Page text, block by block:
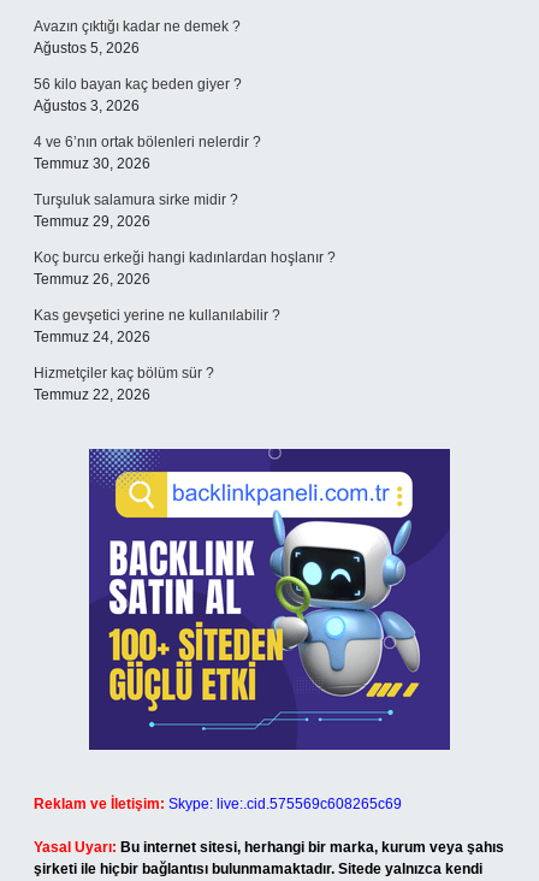
Avazın çıktığı kadar ne demek ?
Ağustos 5, 2026
56 kilo bayan kaç beden giyer ?
Ağustos 3, 2026
4 ve 6’nın ortak bölenleri nelerdir ?
Temmuz 30, 2026
Turşuluk salamura sirke midir ?
Temmuz 29, 2026
Koç burcu erkeği hangi kadınlardan hoşlanır ?
Temmuz 26, 2026
Kas gevşetici yerine ne kullanılabilir ?
Temmuz 24, 2026
Hizmetçiler kaç bölüm sür ?
Temmuz 22, 2026
Reklam ve İletişim: Skype: live:.cid.575569c608265c69
Yasal Uyarı: Bu internet sitesi, herhangi bir marka, kurum veya şahıs
şirketi ile hiçbir bağlantısı bulunmamaktadır. Sitede yalnızca kendi